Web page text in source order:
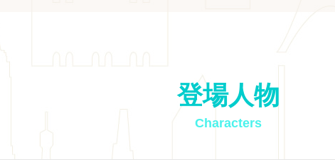
登場人物
Characters